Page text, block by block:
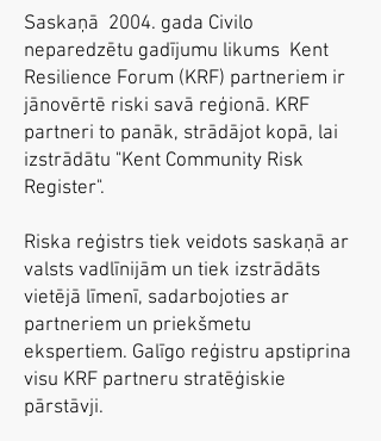
Saskaņā 2004. gada Civilo
neparedzētu gadījumu likums Kent
Resilience Forum (KRF) partneriem ir
jānovērtē riski savā reģionā. KRF
partneri to panāk, strādājot kopā, lai
izstrādātu "Kent Community Risk
Register".
Riska reģistrs tiek veidots saskaņā ar
valsts vadlīnijām un tiek izstrādāts
vietējā līmenī, sadarbojoties ar
partneriem un priekšmetu
ekspertiem. Galīgo reģistru apstiprina
visu KRF partneru stratēģiskie
pārstāvji.